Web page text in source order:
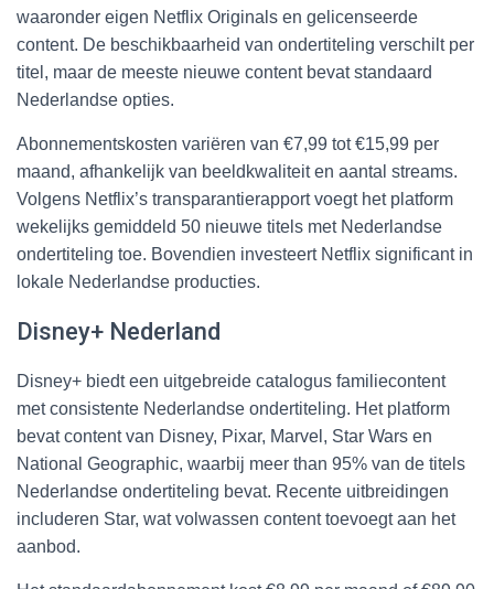
waaronder eigen Netflix Originals en gelicenseerde
content. De beschikbaarheid van ondertiteling verschilt per
titel, maar de meeste nieuwe content bevat standaard
Nederlandse opties.
Abonnementskosten variëren van €7,99 tot €15,99 per
maand, afhankelijk van beeldkwaliteit en aantal streams.
Volgens Netflix’s transparantierapport voegt het platform
wekelijks gemiddeld 50 nieuwe titels met Nederlandse
ondertiteling toe. Bovendien investeert Netflix significant in
lokale Nederlandse producties.
Disney+ Nederland
Disney+ biedt een uitgebreide catalogus familiecontent
met consistente Nederlandse ondertiteling. Het platform
bevat content van Disney, Pixar, Marvel, Star Wars en
National Geographic, waarbij meer than 95% van de titels
Nederlandse ondertiteling bevat. Recente uitbreidingen
includeren Star, wat volwassen content toevoegt aan het
aanbod.